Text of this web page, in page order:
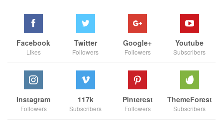
Facebook
Likes
Twitter
Followers
Google+
Followers
Youtube
Subscribers
Instagram
Followers
117k
Subscribers
Pinterest
Followers
ThemeForest
Subscribers